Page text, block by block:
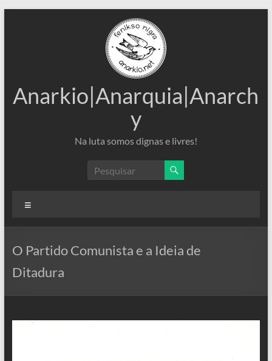
Anarkio|Anarquia|Anarch
y
Na luta somos dignas e livres!
O Partido Comunista e a Ideia de
Ditadura